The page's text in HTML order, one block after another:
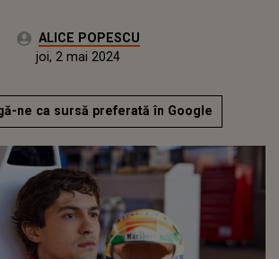
Autor:ALICE POPESCU
Publicat:
joi, 2 mai 2024
ne ca sursă preferată în Google